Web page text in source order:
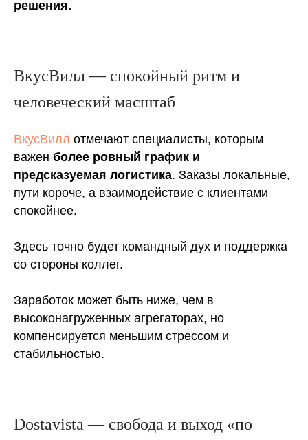
решения.
ВкусВилл — спокойный ритм и
человеческий масштаб
ВкусВилл отмечают специалисты, которым
важен более ровный график и
предсказуемая логистика. Заказы локальные,
пути короче, а взаимодействие с клиентами
спокойнее.
Здесь точно будет командный дух и поддержка
со стороны коллег.
Заработок может быть ниже, чем в
высоконагруженных агрегаторах, но
компенсируется меньшим стрессом и
стабильностью.
Dostavista — свобода и выход «по